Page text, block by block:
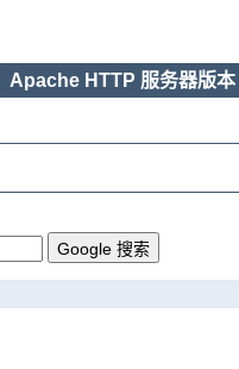
Apache HTTP 服务器版本